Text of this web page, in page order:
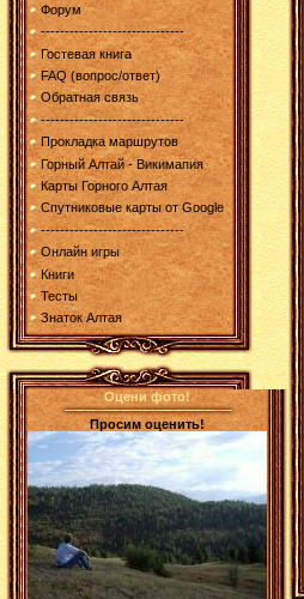
Форум
------------------------------
Гостевая книга
FAQ (вопрос/ответ)
Обратная связь
------------------------------
Прокладка маршрутов
Горный Алтай - Викимапия
Карты Горного Алтая
Спутниковые карты от Google
------------------------------
Онлайн игры
Книги
Тесты
Знаток Алтая
Оцени фото!
Просим оценить!